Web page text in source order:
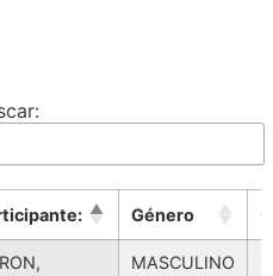
Género
Género
MASCULINO